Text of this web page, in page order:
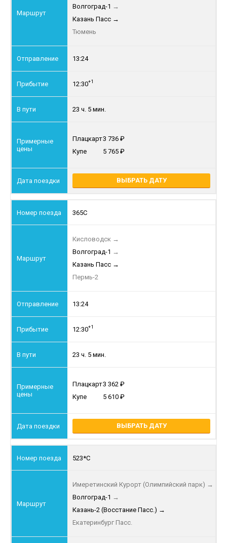
Волгоград-1 →
Казань Пасс →
Тюмень
13:24
12:30+1
23 ч. 5 мин.
Плацкарт3 736
Купе
5 765
ВЫБРАТЬ ДАТУ
365С
Кисловодск →
Волгоград-1 →
Казань Пасс →
Пермь-2
13:24
12:30+1
23 ч. 5 мин.
Плацкарт3 362
Купе
5 610
ВЫБРАТЬ ДАТУ
523*С
Имеретинский Курорт (Олимпийский парк) →
Волгоград-1 →
Казань-2 (Восстание Пасс.) →
Екатеринбург Пасс.